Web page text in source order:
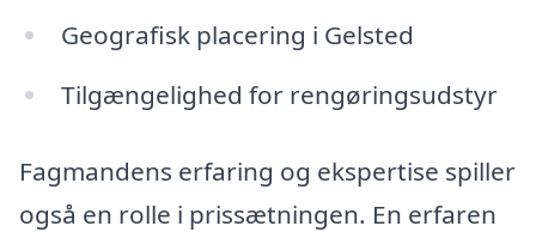
Geografisk placering i Gelsted
Tilgængelighed for rengøringsudstyr
Fagmandens erfaring og ekspertise spiller
også en rolle i prissætningen. En erfaren